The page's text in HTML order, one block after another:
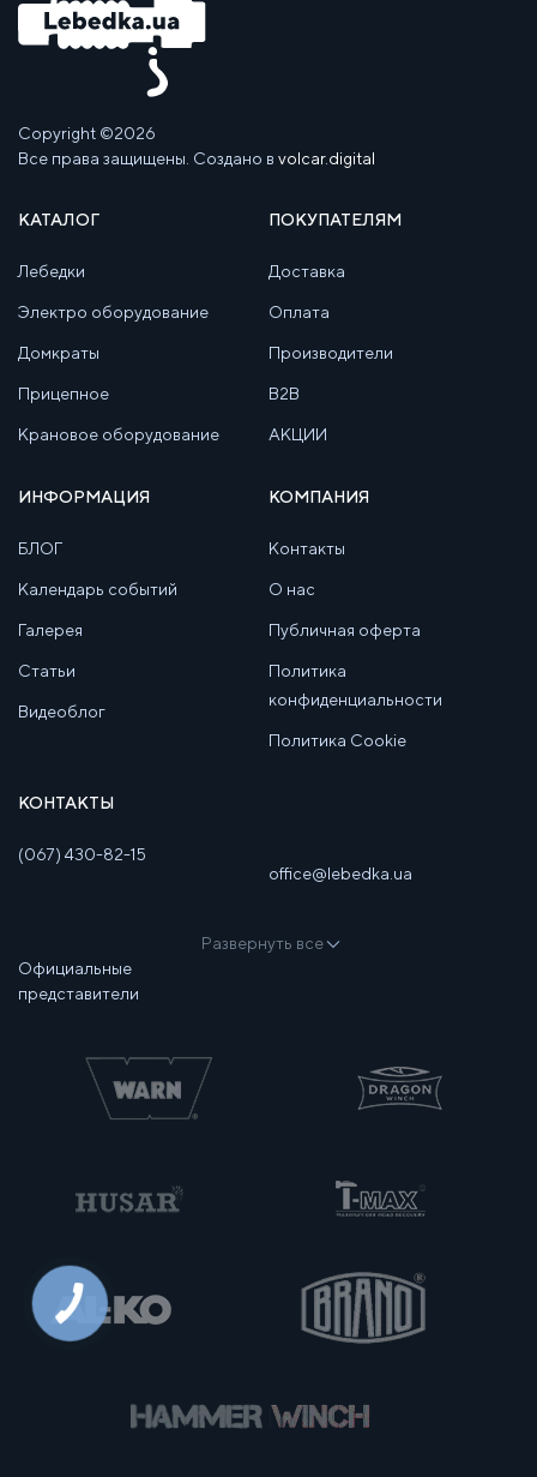
Copyright ©2026
Все права защищены. Создано в volcar.digital
КАТАЛОГ
Лебедки
Электро оборудование
Домкраты
Прицепное
Крановое оборудование
ПОКУПАТЕЛЯМ
Доставка
Оплата
Производители
B2B
АКЦИИ
ИНФОРМАЦИЯ
БЛОГ
Календарь событий
Галерея
Статьи
Видеоблог
КОМПАНИЯ
Контакты
О нас
Публичная оферта
Политика
конфиденциальности
Политика Cookie
КОНТАКТЫ
(067) 430-82-15
office@lebedka.ua
Развернуть все
Официальные
представители